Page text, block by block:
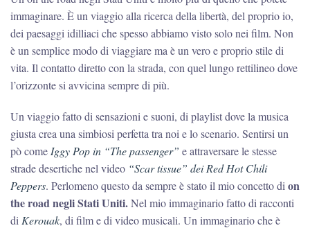
immaginare. È un viaggio alla ricerca della libertà, del proprio io,
dei paesaggi idilliaci che spesso abbiamo visto solo nei film. Non
è un semplice modo di viaggiare ma è un vero e proprio stile di
vita. Il contatto diretto con la strada, con quel lungo rettilineo dove
l’orizzonte si avvicina sempre di più.
Un viaggio fatto di sensazioni e suoni, di playlist dove la musica
giusta crea una simbiosi perfetta tra noi e lo scenario. Sentirsi un
pò come Iggy Pop in “The passenger” e attraversare le stesse
strade desertiche nel video “Scar tissue” dei Red Hot Chili
Peppers. Perlomeno questo da sempre è stato il mio concetto di on
the road negli Stati Uniti.Nel mio immaginario fatto di racconti
di Kerouak, di film e di video musicali. Un immaginario che è